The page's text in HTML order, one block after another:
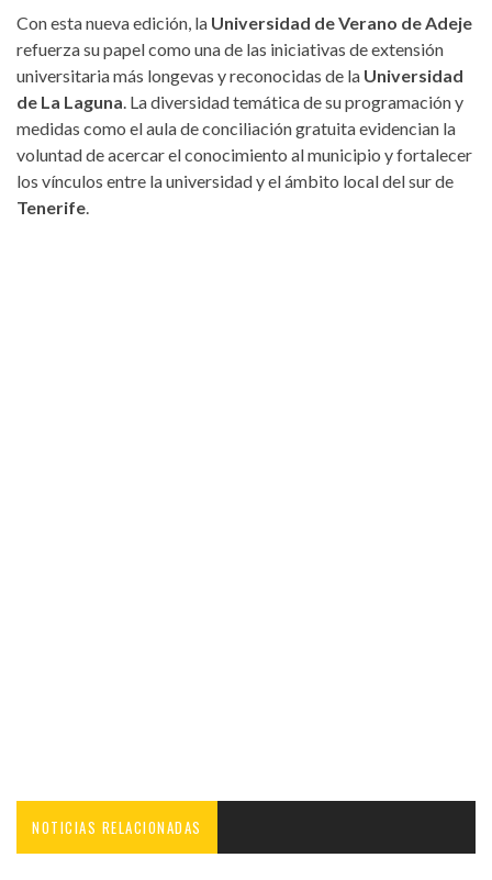
Con esta nueva edición, la Universidad de Verano de Adeje
refuerza su papel como una de las iniciativas de extensión
universitaria más longevas y reconocidas de la Universidad
de La Laguna. La diversidad temática de su programación y
medidas como el aula de conciliación gratuita evidencian la
voluntad de acercar el conocimiento al municipio y fortalecer
los vínculos entre la universidad y el ámbito local del sur de
Tenerife.
NOTICIAS RELACIONADAS